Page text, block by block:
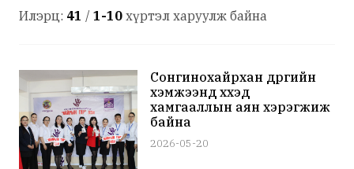
Илэрц: 41 / 1-10 хүртэл харуулж байна
Сонгинохайрхан дүүргийн
хэмжээнд хүүхэд
хамгааллын аян хэрэгжиж
байна
2026-05-20